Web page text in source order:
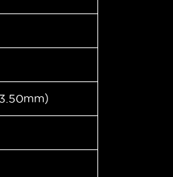
）